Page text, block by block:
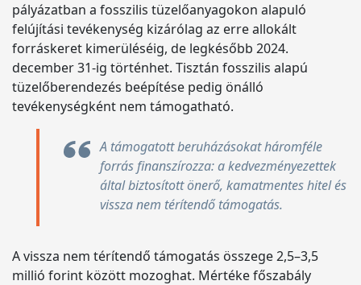
pályázatban a fosszilis tüzelőanyagokon alapuló
felújítási tevékenység kizárólag az erre allokált
forráskeret kimerüléséig, de legkésőbb 2024.
december 31-ig történhet. Tisztán fosszilis alapú
tüzelőberendezés beépítése pedig önálló
tevékenységként nem támogatható.
A támogatott beruházásokat háromféle
forrás finanszírozza: a kedvezményezettek
által biztosított önerő, kamatmentes hitel és
vissza nem térítendő támogatás.
A vissza nem térítendő támogatás összege 2,5–3,5
millió forint között mozoghat. Mértéke főszabály